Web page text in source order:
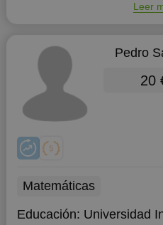
Leer
Pedro
20
Matemáticas
Educación: Universidad